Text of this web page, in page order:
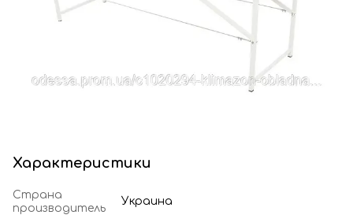
Характеристики
Страна
производитель
Украина